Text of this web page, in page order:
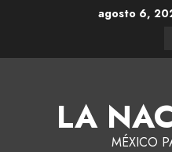
agosto 6,
LA
MÉXICO